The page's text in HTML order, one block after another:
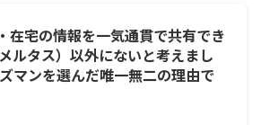
在宅の情報を一気通貫で共有でき
ルタス）以外にないと考えまし
マンを選んだ唯一無二の理由で